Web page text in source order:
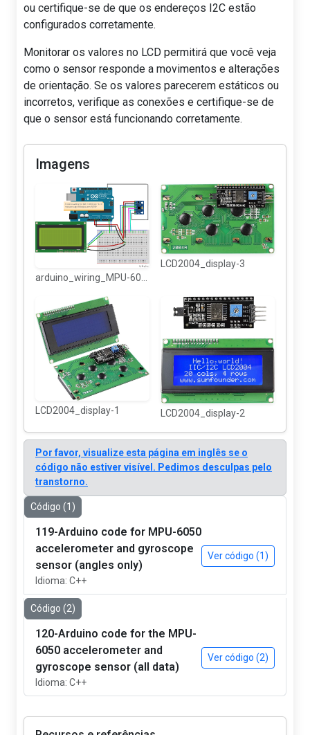
ou certifique-se de que os endereços I2C estão
configurados corretamente.
Monitorar os valores no LCD permitirá que você veja
como o sensor responde a movimentos e alterações
de orientação. Se os valores parecerem estáticos ou
incorretos, verifique as conexões e certifique-se de
que o sensor está funcionando corretamente.
Imagens
LCD2004_display-3
LCD2004_display-1 LCD2004_display-2
Por favor, visualize esta página em inglês se o
código não estiver visível. Pedimos desculpas pelo
transtorno.
Código (1)
119-Arduino code for MPU-6050
accelerometer and gyroscope
sensor (angles only)
Idioma: C++
Ver código (1)
Código (2)
120-Arduino code for the MPU-
6050 accelerometer and
gyroscope sensor (all data)
Idioma: C++
Ver código (2)